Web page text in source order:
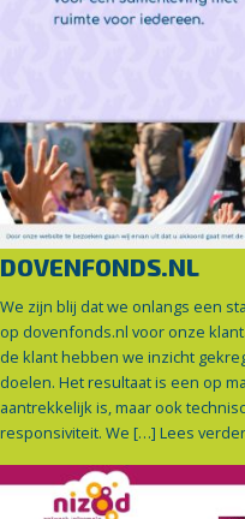
DOVENFONDS.NL
We zijn blij dat we onlangs een
op dovenfonds.nl voor onze
de klant hebben we inzicht
doelen. Het resultaat is een op
aantrekkelijk is, maar ook
responsiviteit. We […] Lees